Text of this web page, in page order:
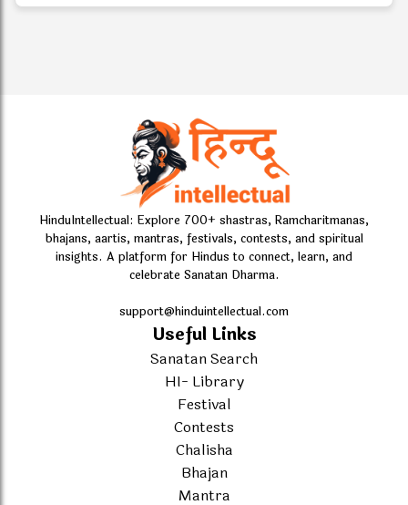
HinduIntellectual: Explore 700+ shastras, Ramcharitmanas,
bhajans, aartis, mantras, festivals, contests, and spiritual
insights. A platform for Hindus to connect, learn, and
celebrate Sanatan Dharma.
support@hinduintellectual.com
Useful Links
Sanatan Search
HI- Library
Festival
Contests
Chalisha
Bhajan
Mantra